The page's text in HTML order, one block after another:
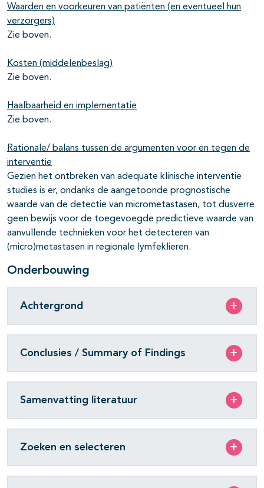
Waarden en voorkeuren van patiënten (en eventueel hun
verzorgers)
Zie boven.
Kosten (middelenbeslag)
Zie boven.
Haalbaarheid en implementatie
Zie boven.
Rationale/ balans tussen de argumenten voor en tegen de
interventie
Gezien het ontbreken van adequate klinische interventie
studies is er, ondanks de aangetoonde prognostische
waarde van de detectie van micrometastasen, tot dusverre
geen bewijs voor de toegevoegde predictieve waarde van
aanvullende technieken voor het detecteren van
(micro)metastasen in regionale lymfeklieren.
Onderbouwing
Achtergrond
Conclusies / Summary of Findings
Samenvatting literatuur
Zoeken en selecteren